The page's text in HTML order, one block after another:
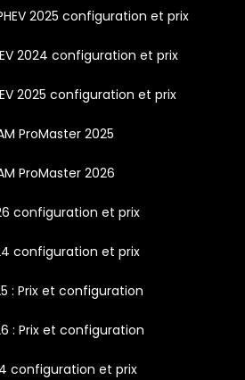
2025 configuration et prix
2024 configuration et prix
2025 configuration et prix
ProMaster 2025
ProMaster 2026
configuration et prix
configuration et prix
: Prix et configuration
: Prix et configuration
configuration et prix